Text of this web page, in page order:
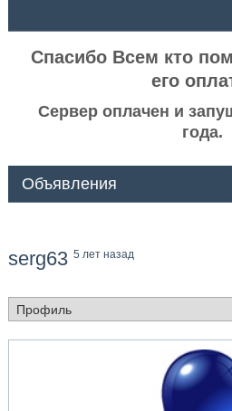
Спасибо Всем кто
его
Сервер оплачен и
года.
Объявления
serg63 5 лет назад